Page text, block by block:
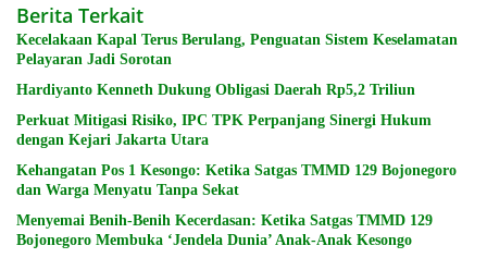
Berita Terkait
Kecelakaan Kapal Terus Berulang, Penguatan Sistem Keselamatan
Pelayaran Jadi Sorotan
Hardiyanto Kenneth Dukung Obligasi Daerah Rp5,2 Triliun
Perkuat Mitigasi Risiko, IPC TPK Perpanjang Sinergi Hukum
dengan Kejari Jakarta Utara
Kehangatan Pos 1 Kesongo: Ketika Satgas TMMD 129 Bojonegoro
dan Warga Menyatu Tanpa Sekat
Menyemai Benih-Benih Kecerdasan: Ketika Satgas TMMD 129
Bojonegoro Membuka ‘Jendela Dunia’ Anak-Anak Kesongo